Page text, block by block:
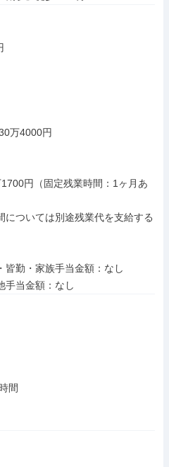
万4000円
円（固定残業時間：1ヶ月あ
については別途残業代を支給する
皆勤・家族手当金額：なし
手当金額：なし
間